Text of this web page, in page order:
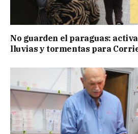
No guarden el paraguas:
lluvias y tormentas para